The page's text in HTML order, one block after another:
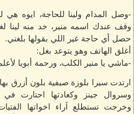
-وصل المدام ولينا للحاجة، ايوه
وقف عندك اسمه منير، خد منه لينا
حصل أي حاجة غير اللي بقولها بلغني.
أغلق الهاتف وهو يتوعد بغل:
-ماشي يا منير الكلب، ورحمة أبويا
ارتدت سيرا بلوزة صيفية بلون أزرق
وسروال جينز وكعادتها احتارت في
وخرجت تستطلع آراء اخواتها